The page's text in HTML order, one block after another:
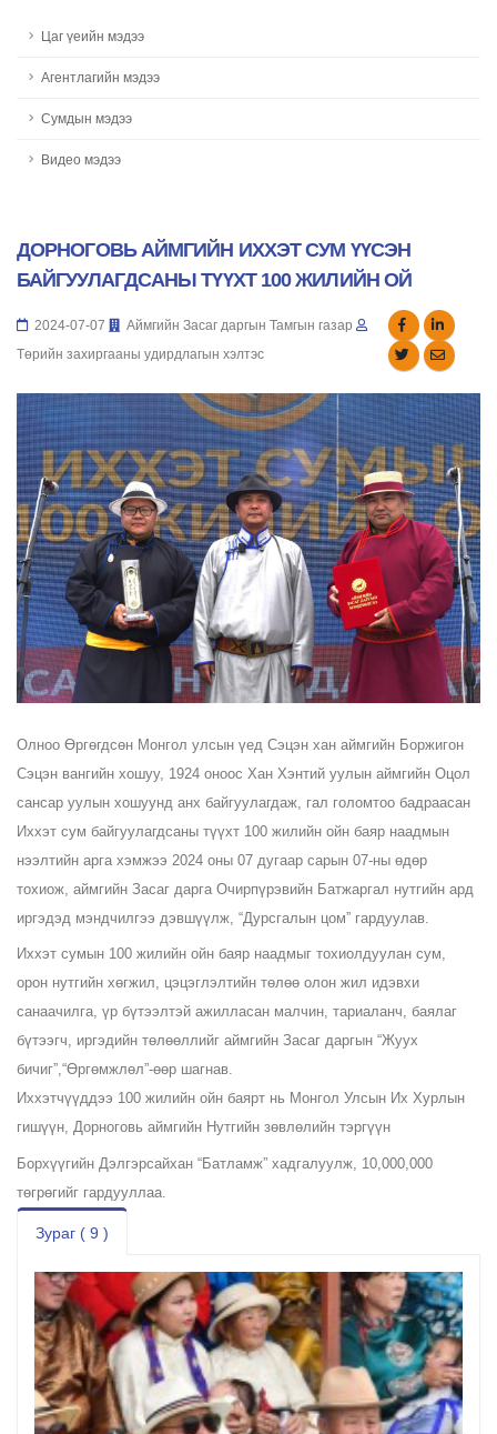
Цаг үеийн мэдээ
Агентлагийн мэдээ
Сумдын мэдээ
Видео мэдээ
ДОРНОГОВЬ АЙМГИЙН ИХХЭТ СУМ ҮҮСЭН
БАЙГУУЛАГДСАНЫ ТҮҮХТ 100 ЖИЛИЙН ОЙ
2024-07-07
Аймгийн Засаг даргын Тамгын газар
Төрийн захиргааны удирдлагын хэлтэс
Олноо Өргөгдсөн Монгол улсын үед Сэцэн хан аймгийн Боржигон
Сэцэн вангийн хошуу, 1924 оноос Хан Хэнтий уулын аймгийн Оцол
сансар уулын хошуунд анх байгуулагдаж, гал голомтоо бадраасан
Иххэт сум байгуулагдсаны түүхт 100 жилийн ойн баяр наадмын
нээлтийн арга хэмжээ 2024 оны 07 дугаар сарын 07-ны өдөр
тохиож, аймгийн Засаг дарга Очирпүрэвийн Батжаргал нутгийн ард
иргэдэд мэндчилгээ дэвшүүлж, “Дурсгалын цом” гардуулав.
Иххэт сумын 100 жилийн ойн баяр наадмыг тохиолдуулан сум,
орон нутгийн хөгжил, цэцэглэлтийн төлөө олон жил идэвхи
санаачилга, үр бүтээлтэй ажилласан малчин, тариаланч, баялаг
бүтээгч, иргэдийн төлөөллийг аймгийн Засаг даргын “Жуух
бичиг”,“Өргөмжлөл”-өөр шагнав.
Иххэтчүүддээ 100 жилийн ойн баярт нь Монгол Улсын Их Хурлын
гишүүн, Дорноговь аймгийн Нутгийн зөвлөлийн тэргүүн
Борхүүгийн Дэлгэрсайхан “Батламж” хадгалуулж, 10,000,000
төгрөгийг гардууллаа.
Зураг ( 9 )